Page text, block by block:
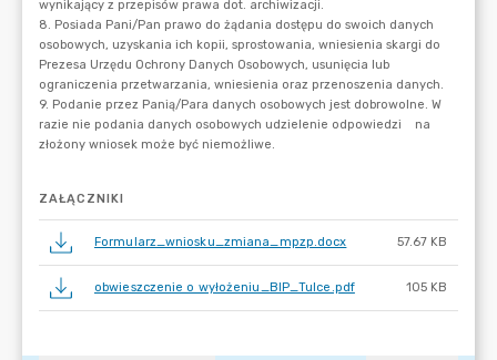
ZAŁĄCZNIKI
Formularz_wniosku_zmiana_mpzp.docx 57.67 KB
obwieszczenie o wyłożeniu_BIP_Tulce.pdf 105 KB